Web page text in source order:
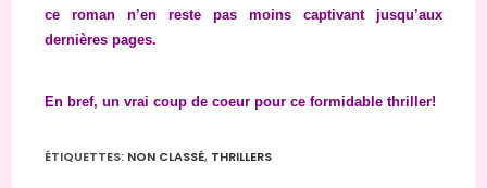
ce roman n’en reste pas moins captivant jusqu’aux
dernières pages.
En bref, un vrai coup de coeur pour ce formidable thriller!
ÉTIQUETTES: NON CLASSÉ, THRILLERS